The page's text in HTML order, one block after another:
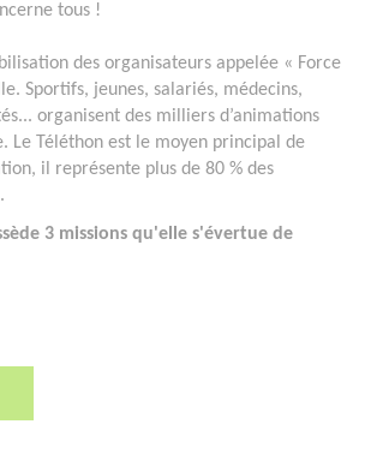
tous !
des organisateurs appelée « Force
Sportifs, jeunes, salariés, médecins,
organisent des milliers d’animations
Le Téléthon est le moyen principal de
il représente plus de 80 % des
3 missions qu'elle s'évertue de